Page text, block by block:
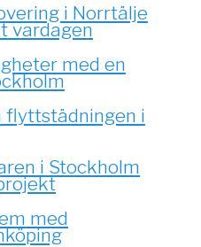
i Norrtälje
vardagen
med en
flyttstädningen i
i Stockholm
med